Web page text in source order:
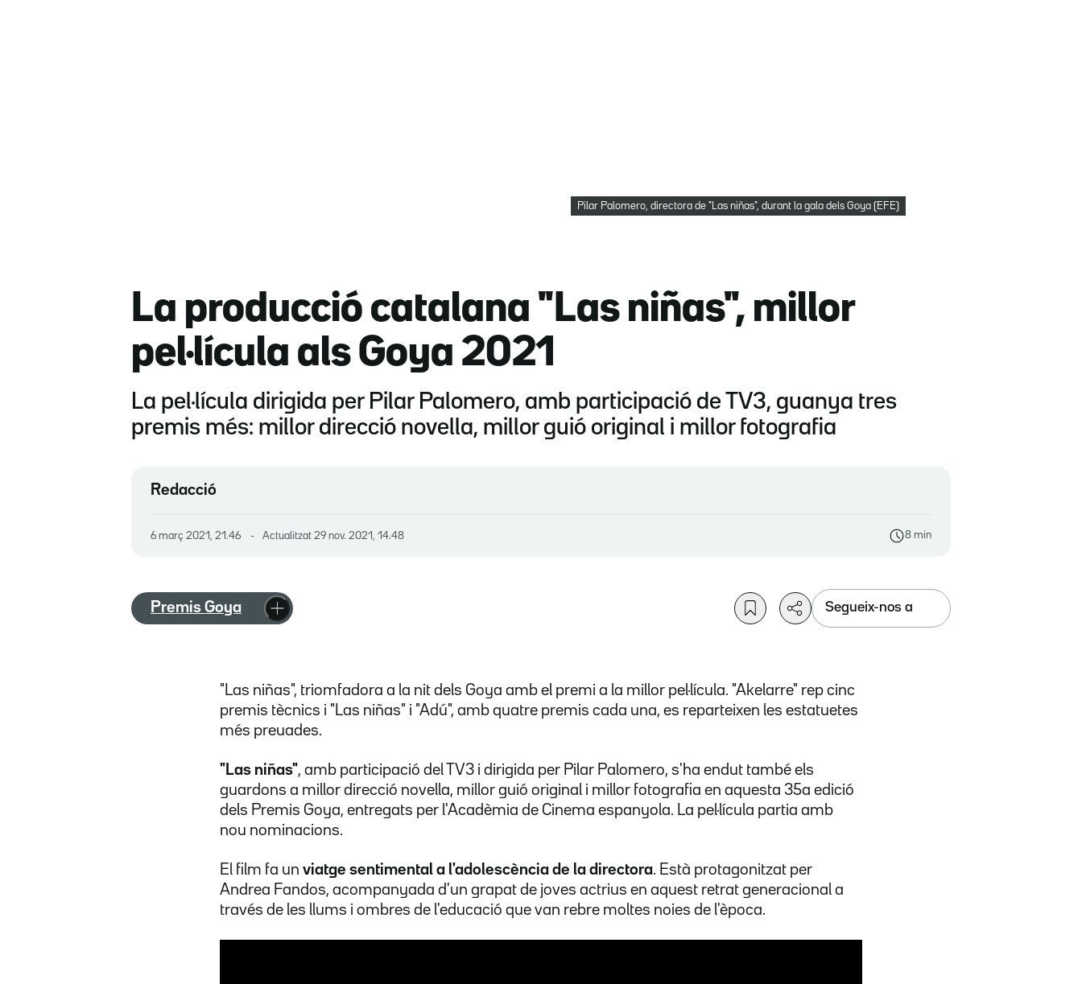
Pilar Palomero, directora de "Las niñas", durant la gala dels Goya (EFE)
La producció catalana "Las niñas", millor
pel·lícula als Goya 2021
La pel·lícula dirigida per Pilar Palomero, amb participació de TV3, guanya tres
premis més: millor direcció novella, millor guió original i millor fotografia
Redacció
6 març 2021, 21.46 Actualitzat 29 nov. 2021, 14.48 8 min
Premis Goya Segueix-nos a
"Las niñas", triomfadora a la nit dels Goya amb el premi a la millor pel·lícula. "Akelarre" rep cinc
premis tècnics i "Las niñas" i "Adú", amb quatre premis cada una, es reparteixen les estatuetes
més preuades.
"Las niñas", amb participació del TV3 i dirigida per Pilar Palomero, s'ha endut també els
guardons a millor direcció novella, millor guió original i millor fotografia en aquesta 35a edició
dels Premis Goya, entregats per l'Acadèmia de Cinema espanyola. La pel·lícula partia amb
nou nominacions.
El film fa un viatge sentimental a l'adolescència de la directora. Està protagonitzat per
Andrea Fandos, acompanyada d'un grapat de joves actrius en aquest retrat generacional a
través de les llums i ombres de l'educació que van rebre moltes noies de l'època.